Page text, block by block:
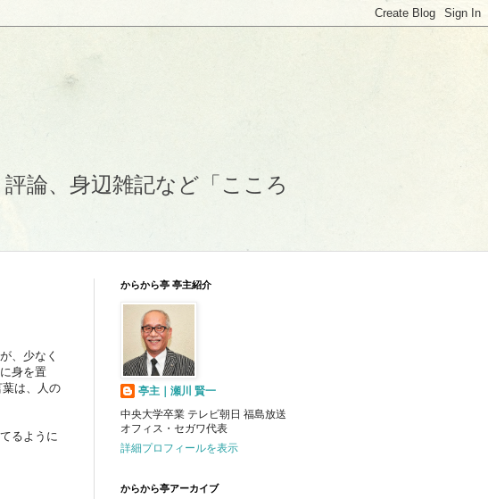
論、身辺雑記など「こころ
、少なく
身を置
葉は、人の
るように
からから亭 亭主紹介
亭主｜瀬川 賢一
中央大学卒業 テレビ朝日 福島放送
オフィス・セガワ代表
詳細プロフィールを表示
からから亭アーカイブ